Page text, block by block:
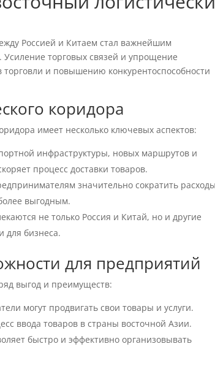
Россией и Китаем стал важнейшим
Усиление торговых связей и упрощение
и повышению конкурентоспособности
коридора
имеет несколько ключевых аспектов:
инфраструктуры, новых маршрутов и
процесс доставки товаров.
значительно сократить
выгодным.
не только Россия и Китай, но и другие
для бизнеса.
для предприятий
выгод и преимуществ:
могут продвигать свои товары и услуги.
ввода товаров в страны восточной Азии.
быстро и эффективно организовывать